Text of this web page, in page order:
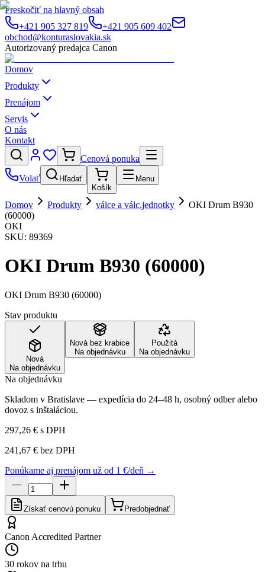
Preskočiť na hlavný obsah
+421 905 327 819
+421 905 609 402
obchod@konturaslovakia.sk
Autorizovaný predajca Canon
Domov
Produkty
Prenájom
Servis
O nás
Kontakt
Cenová ponuka
Volať
Hľadať
Košík
Menu
Domov Produkty válce a válc.jednotky
OKI Drum B930
(60000)
OKI
SKU: 89369
OKI Drum B930 (60000)
OKI Drum B930 (60000)
Stav produktu
Nová
Na objednávku
Nová bez krabice
Na objednávku
Použitá
Na objednávku
Na objednávku
Skladom v Bratislave — expedícia do 24–48 h, osobný odber alebo
dovoz s inštaláciou.
297,26 € s DPH
241,67 € bez DPH
Ponúkame aj prenájom už od 1 €/deň →
Získať cenovú ponuku Predobjednať
Canon Accredited Partner
30 rokov na trhu